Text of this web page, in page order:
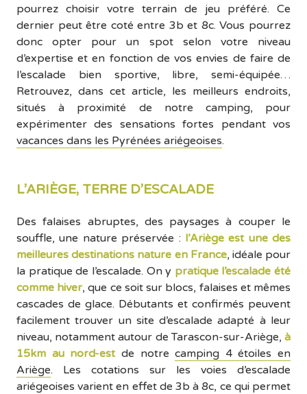
pourrez choisir votre terrain de jeu préféré. Ce
dernier peut être coté entre 3b et 8c. Vous pourrez
donc opter pour un spot selon votre niveau
d’expertise et en fonction de vos envies de faire de
l’escalade bien sportive, libre, semi-équipée…
Retrouvez, dans cet article, les meilleurs endroits,
situés à proximité de notre camping, pour
expérimenter des sensations fortes pendant vos
vacances dans les Pyrénées ariégeoises.
L’ARIÈGE, TERRE D’ESCALADE
Des falaises abruptes, des paysages à couper le
souffle, une nature préservée : l’Ariège est une des
meilleures destinations nature en France, idéale pour
la pratique de l’escalade. On y pratique l’escalade été
comme hiver, que ce soit sur blocs, falaises et mêmes
cascades de glace. Débutants et confirmés peuvent
facilement trouver un site d’escalade adapté à leur
niveau, notamment autour de Tarascon-sur-Ariège, à
15km au nord-est de notrecamping 4 étoiles en
Ariège. Les cotations sur les voies d’escalade
ariégeoises varient en effet de 3b à 8c, ce qui permet